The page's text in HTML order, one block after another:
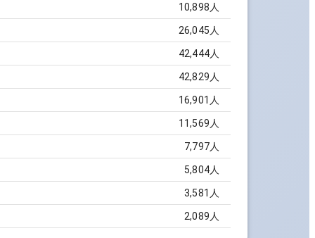
10,898 人
26,045 人
42,444人
42,829 人
16,901 人
11,569 人
7,797人
5,804人
3,581 人
2,089 人